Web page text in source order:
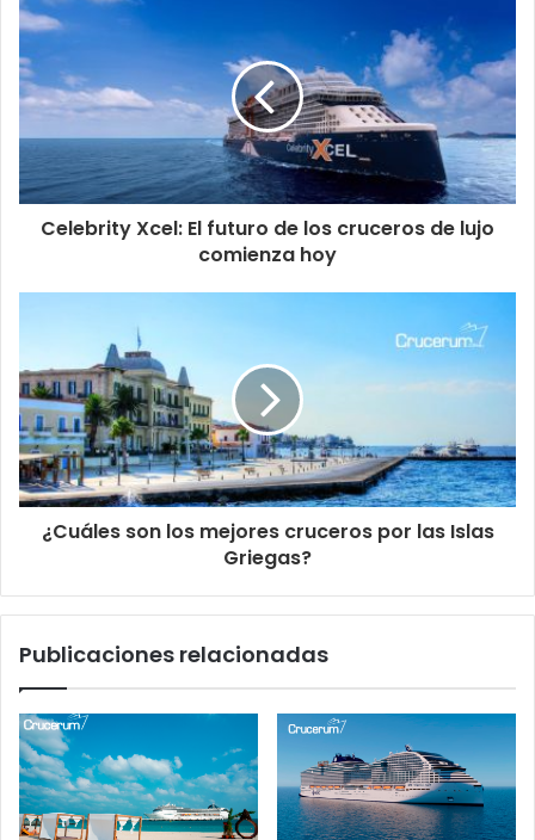
Celebrity Xcel: El futuro de los cruceros de lujo
comienza hoy
¿Cuáles son los mejores cruceros por las Islas
Griegas?
Publicaciones relacionadas